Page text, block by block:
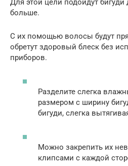
Для этой цели подойдут
больше.
С их помощью волосы будут
обретут здоровый блеск без
приборов.
Разделите слегка
размером с ширину
бигуди, слегка
Можно закрепить их
клипсами с каждой